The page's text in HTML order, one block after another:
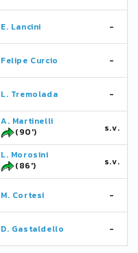
E. Lancini -
Felipe Curcio -
L. Tremolada -
A. Martinelli
(90')
s.v.
L. Morosini
(86')
s.v.
M. Cortesi -
D. Gastaldello -